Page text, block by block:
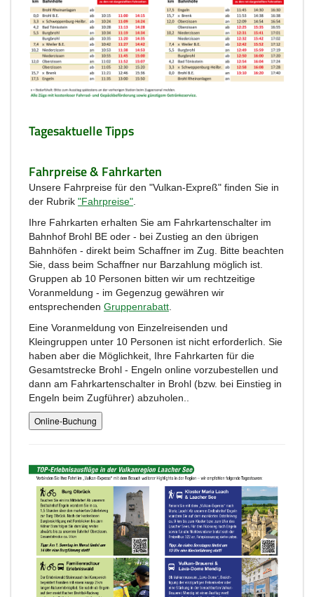
Tagesaktuelle Tipps
Fahrpreise & Fahrkarten
Unsere Fahrpreise für den "Vulkan-Expreß" finden Sie in
der Rubrik "Fahrpreise"
Ihre Fahrkarten erhalten Sie am Fahrkartenschalter im
Bahnhof Brohl BE oder - bei Zustieg an den übrigen
Bahnhöfen - direkt beim Schaffner im Zug. Bitte beachten
Sie, dass beim Schaffner nur Barzahlung möglich ist.
Gruppen ab 10 Personen bitten wir um rechtzeitige
Voranmeldung - im Gegenzug gewähren wir
entsprechenden Gruppenrabatt
Eine Voranmeldung von Einzelreisenden und
Kleingruppen unter 10 Personen ist nicht erforderlich. Sie
haben aber die Möglichkeit, Ihre Fahrkarten für die
Gesamtstrecke Brohl - Engeln online vorzubestellen und
dann am Fahrkartenschalter in Brohl (bzw. bei Einstieg in
Engeln beim Zugführer) abzuholen..